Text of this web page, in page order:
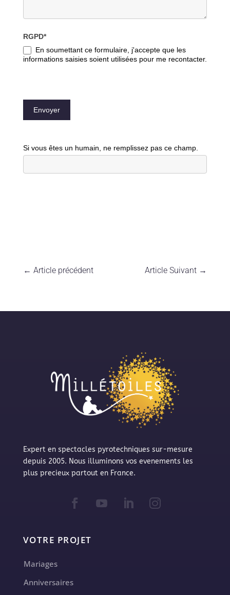
RGPD*
En soumettant ce formulaire, j'accepte que les
informations saisies soient utilisées pour me recontacter.
Envoyer
Si vous êtes un humain, ne remplissez pas ce champ.
← Article précédent Article Suivant →
Expert en spectacles pyrotechniques sur-mesure
depuis 2005. Nous illuminons vos evenements les
plus precieux partout en France.
VOTRE PROJET
Mariages
Anniversaires